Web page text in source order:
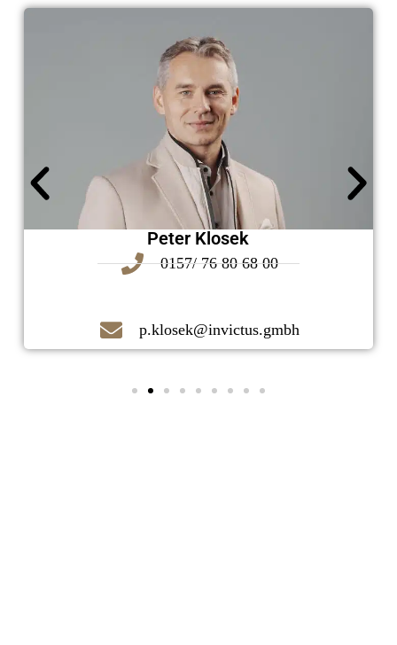
Peter Klosek
0157/ 76 80 68 00
p.klosek@invictus.gmbh